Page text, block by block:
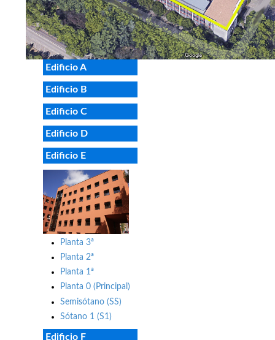
Edificio A
Edificio B
Edificio C
Edificio D
Edificio E
Planta 3ª
Planta 2ª
Planta 1ª
Planta 0 (Principal)
Semisótano (SS)
Sótano 1 (S1)
Edificio F